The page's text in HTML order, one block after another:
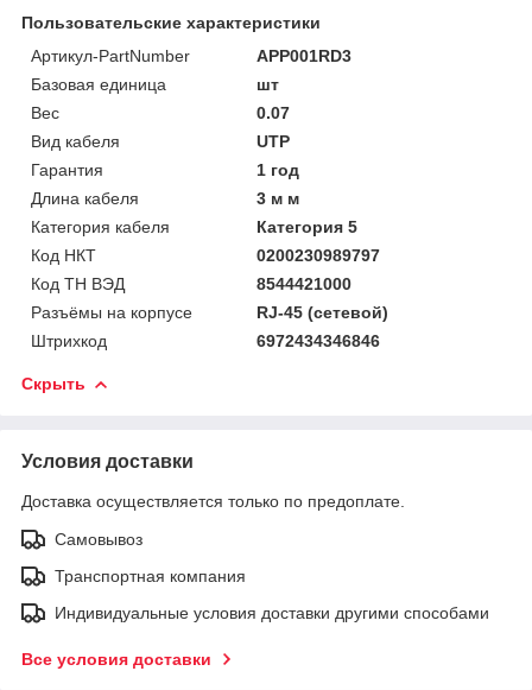
Пользовательские характеристики
Артикул-PartNumber
APP001RD3
Базовая единица
шт
Вес
0.07
Вид кабеля
UTP
Гарантия
1 год
Длина кабеля
3 м м
Категория кабеля
Категория 5
Код НКТ
0200230989797
Код ТН ВЭД
8544421000
Разъёмы на корпусе
RJ-45 (сетевой)
Штрихкод
6972434346846
Скрыть
Условия доставки
Доставка осуществляется только по предоплате.
Самовывоз
Транспортная компания
Индивидуальные условия доставки другими способами
Все условия доставки